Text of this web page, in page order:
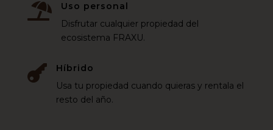

Uso personal
Disfrutar cualquier propiedad del
ecosistema FRAXU.

Híbrido
Usa tu propiedad cuando quieras y rentala el
resto del año.